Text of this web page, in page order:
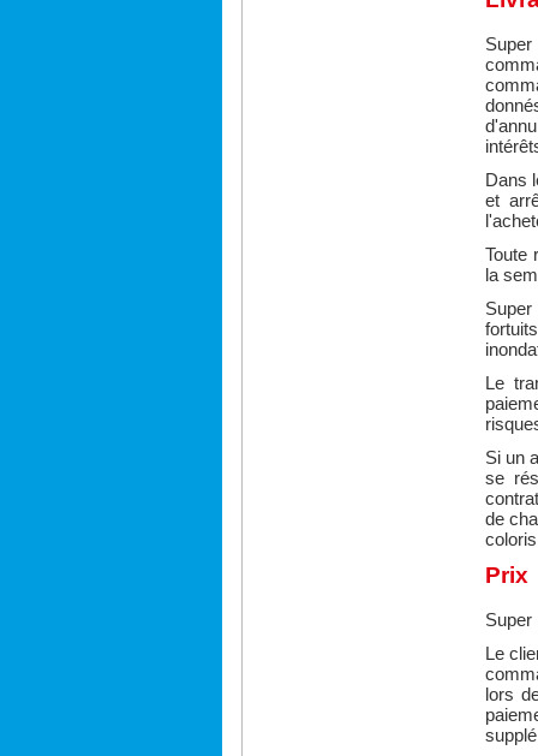
Dans
et
Toute
la
Le
Si un
se
de
Prix
Super
Le
lors